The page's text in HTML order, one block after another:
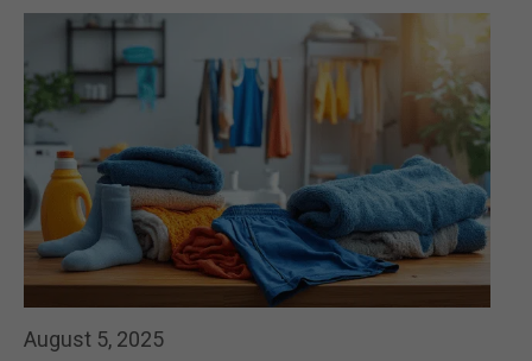
August 5, 2025